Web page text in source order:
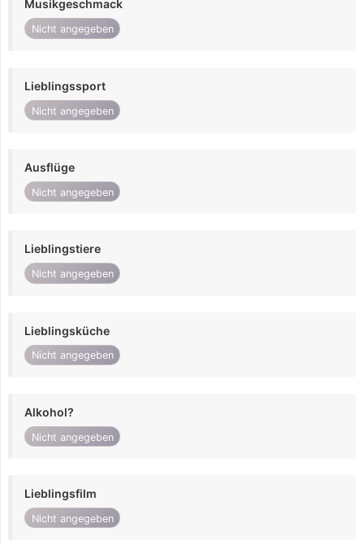
Musikgeschmack
Nicht angegeben
Lieblingssport
Nicht angegeben
Ausflüge
Nicht angegeben
Lieblingstiere
Nicht angegeben
Lieblingsküche
Nicht angegeben
Alkohol?
Nicht angegeben
Lieblingsfilm
Nicht angegeben